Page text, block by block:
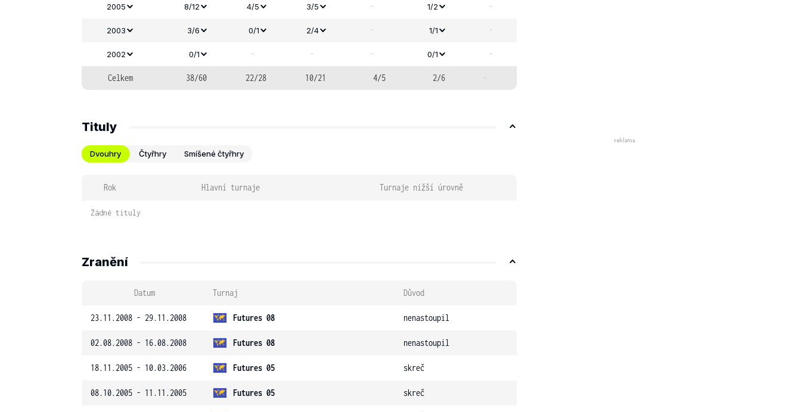
2005 8/12 4/5 3/5 - 1/2 -
2003 3/6 0/1 2/4 - 1/1 -
2002 0/1 - - - 0/1 -
Celkem 38/60 22/28 10/21 4/5 2/6 -
Tituly
Dvouhry Čtyřhry Smíšené čtyřhry
Rok Hlavní turnaje Turnaje nižší úrovně
Žádné tituly
Zranění
Datum Turnaj Důvod
23.11.2008 - 29.11.2008 Futures 08 nenastoupil
02.08.2008 - 16.08.2008 Futures 08 nenastoupil
18.11.2005 - 10.03.2006 Futures 05 skreč
08.10.2005 - 11.11.2005 Futures 05 skreč